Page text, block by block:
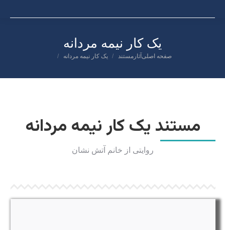
یک کار نیمه مردانه
شما اینجا هستید:
صفحه اصلی آثارمستند یک کار نیمه مردانه
مستند یک کار نیمه مردانه
روایتی از خانم آتش نشان